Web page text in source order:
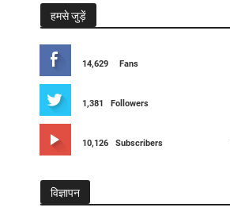
हमसे जुड़ें
14,629 Fans
1,381 Followers
10,126 Subscribers
विज्ञापन